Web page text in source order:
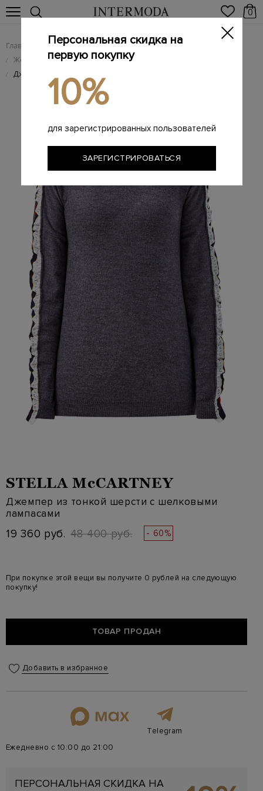
0
Главная Женщинам / Женская одежда
/ Женский трикотаж
/ Джемпер из тонкой шерсти с шелковыми лампасами
STELLA McCARTNEY
Джемпер из тонкой шерсти с шелковыми
лампасами
19 360 руб. 48 400 руб. - 60%
При покупке этой вещи вы получите 0 рублей на следующую
покупку!
ТОВАР ПРОДАН
Добавить в избранное
Telegram
Ежедневно с 10:00 до 21:00
ПЕРСОНАЛЬНАЯ СКИДКА НА
Персональная скидка на
первую покупку
10%
для зарегистрированных пользователей
ЗАРЕГИСТРИРОВАТЬСЯ